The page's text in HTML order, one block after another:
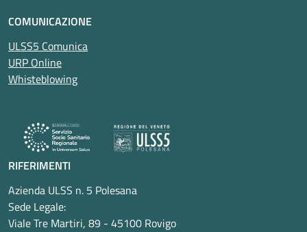
COMUNICAZIONE
ULSS5 Comunica
URP Online
Whisteblowing
RIFERIMENTI
Azienda ULSS n. 5 Polesana
Sede Legale:
Viale Tre Martiri, 89 - 45100 Rovigo